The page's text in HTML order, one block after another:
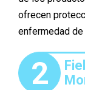
ofrecen
enfermedad de
2